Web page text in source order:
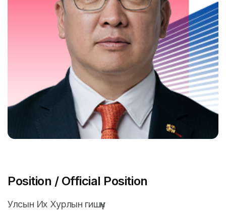
Position / Official Position
Улсын Их Хурлын гишүүн